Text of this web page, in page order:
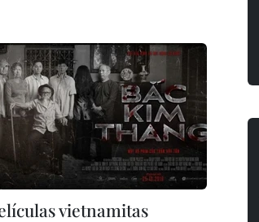
vietnamitas